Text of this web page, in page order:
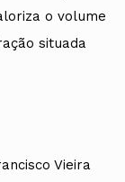
o volume
situada
Vieira